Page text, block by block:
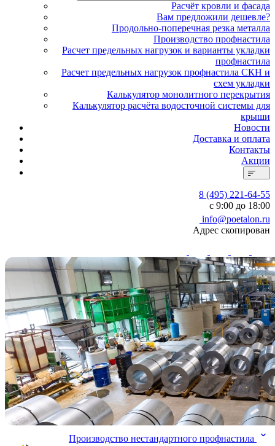
Расчёт кровли и фасада
Вам предложили дешевле?
Продольно-поперечная резка металла
Производство профнастила
Расчет предельных нагрузок и варианты укладки
профнастила
Расчет предельных нагрузок профнастила СКН и
схем укладки
Калькулятор монолитного перекрытия
Калькулятор расчёта водосточной системы для
крыши
Новости
Доставка и оплата
Контакты
Акции
8 (495) 221-64-55
с 9:00 до 18:00
info@poetalon.ru
Адрес скопирован
Производство нестандартного профнастила